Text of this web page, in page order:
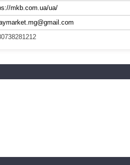
mkb.com.ua/ua/